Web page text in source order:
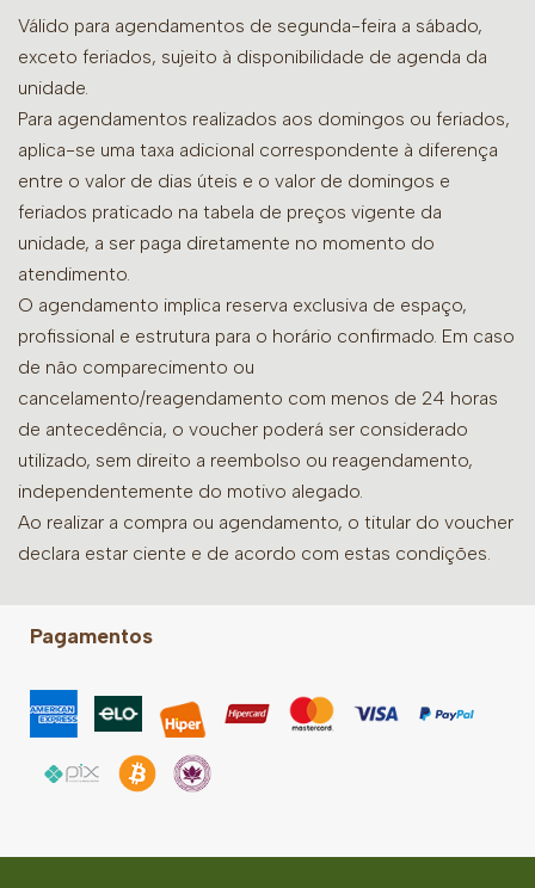
Válido para agendamentos de segunda-feira a sábado,
exceto feriados, sujeito à disponibilidade de agenda da
unidade.
Para agendamentos realizados aos domingos ou feriados,
aplica-se uma taxa adicional correspondente à diferença
entre o valor de dias úteis e o valor de domingos e
feriados praticado na tabela de preços vigente da
unidade, a ser paga diretamente no momento do
atendimento.
O agendamento implica reserva exclusiva de espaço,
profissional e estrutura para o horário confirmado. Em caso
de não comparecimento ou
cancelamento/reagendamento com menos de 24 horas
de antecedência, o voucher poderá ser considerado
utilizado, sem direito a reembolso ou reagendamento,
independentemente do motivo alegado.
Ao realizar a compra ou agendamento, o titular do voucher
declara estar ciente e de acordo com estas condições.
Pagamentos